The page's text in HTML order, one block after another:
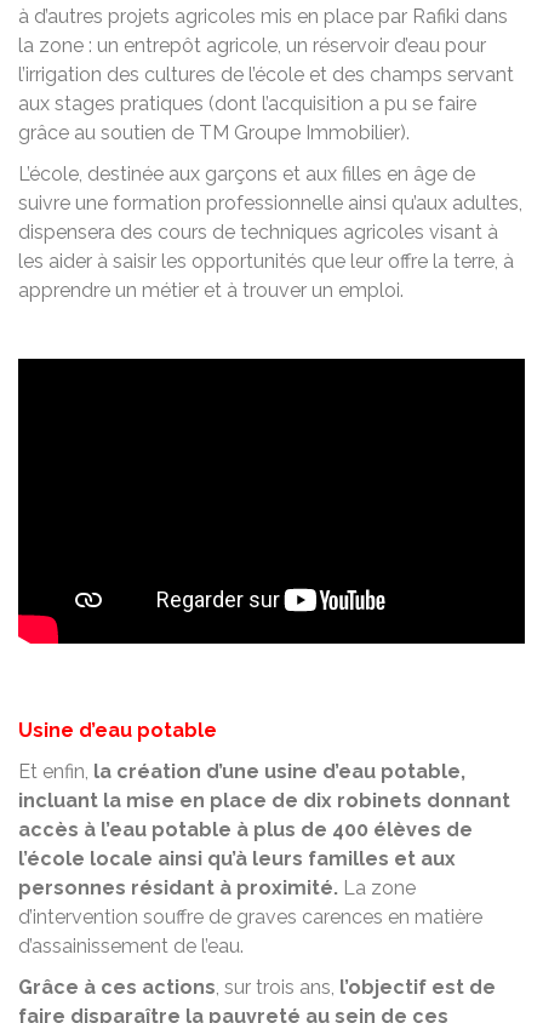
à d’autres projets agricoles mis en place par Rafiki dans
la zone : un entrepôt agricole, un réservoir d’eau pour
l’irrigation des cultures de l’école et des champs servant
aux stages pratiques (dont l’acquisition a pu se faire
grâce au soutien de TM Groupe Immobilier).
L’école, destinée aux garçons et aux filles en âge de
suivre une formation professionnelle ainsi qu’aux adultes,
dispensera des cours de techniques agricoles visant à
les aider à saisir les opportunités que leur offre la terre, à
apprendre un métier et à trouver un emploi.
Usine d’eau potable
Et enfin, la création d’une usine d’eau potable,
incluant la mise en place de dix robinets donnant
accès à l’eau potable à plus de 400 élèves de
l’école locale ainsi qu’à leurs familles et aux
personnes résidant à proximité. La zone
d’intervention souffre de graves carences en matière
d’assainissement de l’eau.
Grâce à ces actions , sur trois ans, l’objectif est de
faire disparaître la pauvreté au sein de ces